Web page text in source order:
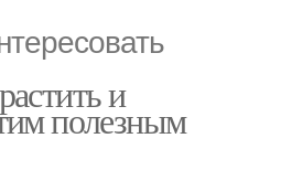
и
полезным